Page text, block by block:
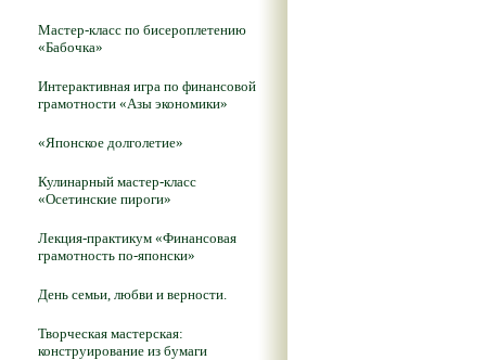
Мастер-класс по бисероплетению
«Бабочка»
Интерактивная игра по финансовой
грамотности «Азы экономики»
«Японское долголетие»
Кулинарный мастер-класс
«Осетинские пироги»
Лекция-практикум «Финансовая
грамотность по-японски»
День семьи, любви и верности.
Творческая мастерская:
конструирование из бумаги